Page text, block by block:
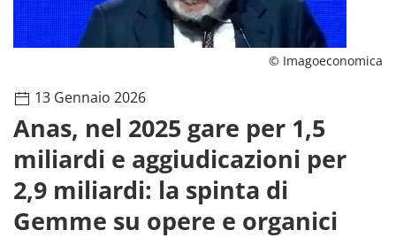
© Imagoeconomica
13 Gennaio 2026
Anas, nel 2025 gare per 1,5
miliardi e aggiudicazioni per
2,9 miliardi: la spinta di
Gemme su opere e organici